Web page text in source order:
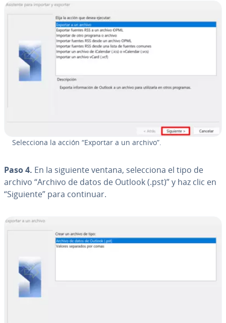
Se­le­c­cio­na la acción “Exportar a un archivo”.
Paso 4. En la siguiente ventana, se­le­c­cio­na el tipo de
archivo “Archivo de datos de Outlook (.pst)” y haz clic en
“Siguiente” para continuar.